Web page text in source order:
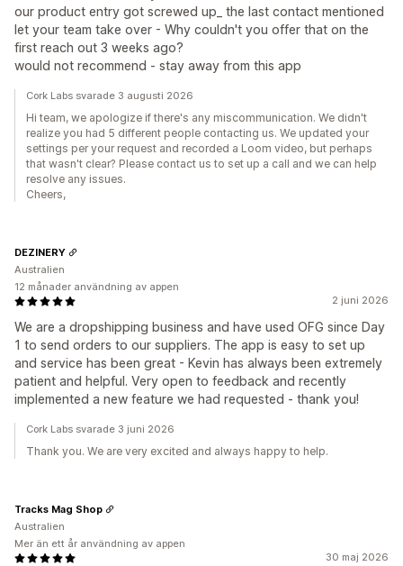
our product entry got screwed up_ the last contact mentioned
let your team take over - Why couldn't you offer that on the
first reach out 3 weeks ago?
would not recommend - stay away from this app
Cork Labs svarade 3 augusti 2026
Hi team, we apologize if there's any miscommunication. We didn't
realize you had 5 different people contacting us. We updated your
settings per your request and recorded a Loom video, but perhaps
that wasn't clear? Please contact us to set up a call and we can help
resolve any issues.
Cheers,
2 juni 2026
We are a dropshipping business and have used OFG since Day
1 to send orders to our suppliers. The app is easy to set up
and service has been great - Kevin has always been extremely
patient and helpful. Very open to feedback and recently
implemented a new feature we had requested - thank you!
DEZINERY
Australien
12 månader användning av appen
Cork Labs svarade 3 juni 2026
Thank you. We are very excited and always happy to help.
30 maj 2026
Tracks Mag Shop
Australien
Mer än ett år användning av appen